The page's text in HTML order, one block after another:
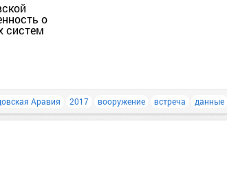
о
систем
Аравия 2017 вооружение встреча данные